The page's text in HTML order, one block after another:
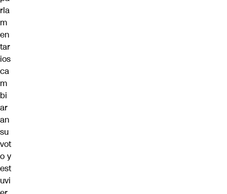
rla
m
en
tar
ios
ca
m
bi
ar
an
su
vot
o y
est
uvi